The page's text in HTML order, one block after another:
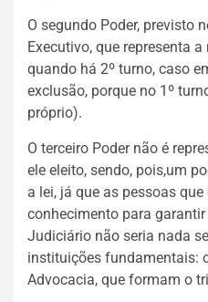
O segundo Poder, previsto
Executivo, que representa
quando há 2º turno, caso
exclusão, porque no 1º
próprio).
O terceiro Poder não é
ele eleito, sendo, pois,um
a lei, já que as pessoas
conhecimento para garantir
Judiciário não seria nada
instituições fundamentais:
Advocacia, que formam o